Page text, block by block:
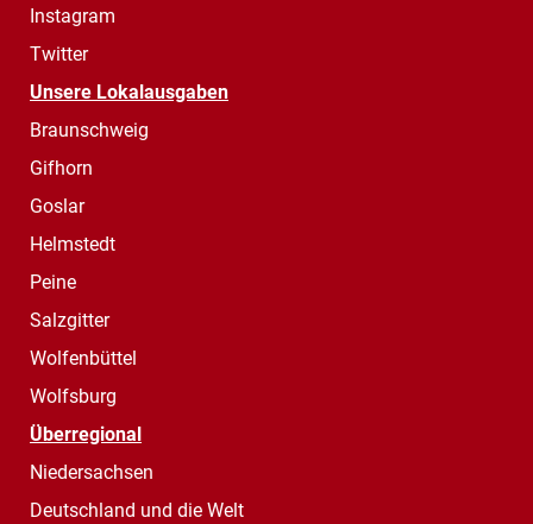
Instagram
Twitter
Unsere Lokalausgaben
Braunschweig
Gifhorn
Goslar
Helmstedt
Peine
Salzgitter
Wolfenbüttel
Wolfsburg
Überregional
Niedersachsen
Deutschland und die Welt